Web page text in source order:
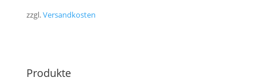
zzgl.Versandkosten
Produkte